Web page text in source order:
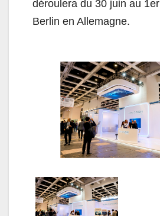
déroulera du 30 juin au
Berlin en Allemagne.